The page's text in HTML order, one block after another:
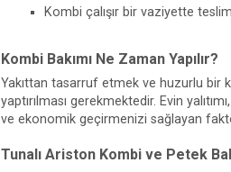
Kombi çalışır bir vaziyette
Kombi Bakımı Ne Zaman Yapılır?
Yakıttan tasarruf etmek ve huzurlu bir
yaptırılması gerekmektedir. Evin
ve ekonomik geçirmenizi sağlayan
Tunalı Ariston Kombi ve Petek